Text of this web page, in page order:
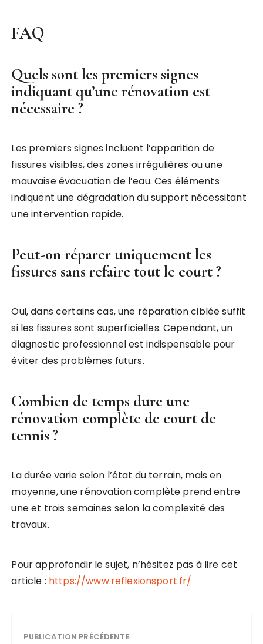
FAQ
Quels sont les premiers signes
indiquant qu’une rénovation est
nécessaire ?
Les premiers signes incluent l’apparition de
fissures visibles, des zones irrégulières ou une
mauvaise évacuation de l’eau. Ces éléments
indiquent une dégradation du support nécessitant
une intervention rapide.
Peut-on réparer uniquement les
fissures sans refaire tout le court ?
Oui, dans certains cas, une réparation ciblée suffit
si les fissures sont superficielles. Cependant, un
diagnostic professionnel est indispensable pour
éviter des problèmes futurs.
Combien de temps dure une
rénovation complète de court de
tennis ?
La durée varie selon l’état du terrain, mais en
moyenne, une rénovation complète prend entre
une et trois semaines selon la complexité des
travaux.
Pour approfondir le sujet, n’hésitez pas à lire cet
article : https://www.reflexionsport.fr/
PUBLICATION PRÉCÉDENTE